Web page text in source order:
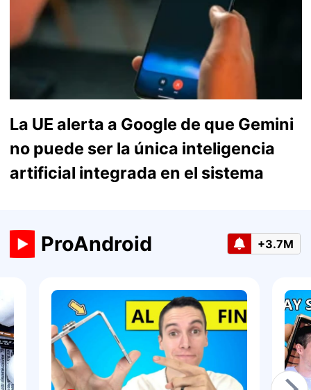
La UE alerta a Google de que Gemini
no puede ser la única inteligencia
artificial integrada en el sistema
ProAndroid +3.7M